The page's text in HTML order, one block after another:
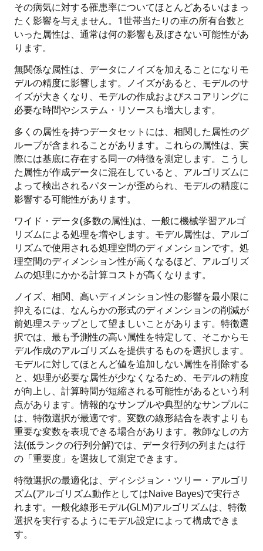
その病気に対する罹患率についてほとんどあるいはまっ
たく影響を与えません。1世帯当たりの車の所有台数と
いった属性は、通常は何の影響も及ぼさない可能性があ
ります。
無関係な属性は、データにノイズを加えることになりモ
デルの精度に影響します。ノイズがあると、モデルのサ
イズが大きくなり、モデルの作成およびスコアリングに
必要な時間やシステム・リソースも増大します。
多くの属性を持つデータセットには、相関した属性のグ
ループが含まれることがあります。これらの属性は、実
際には基底に存在する同一の特徴を測定します。こうし
た属性が作成データに混在していると、アルゴリズムに
よって検出されるパターンが歪められ、モデルの精度に
影響する可能性があります。
ワイド・データ(多数の属性)は、一般に機械学習アルゴ
リズムによる処理を増やします。モデル属性は、アルゴ
リズムで使用される処理空間のディメンションです。処
理空間のディメンション性が高くなるほど、アルゴリズ
ムの処理にかかる計算コストが高くなります。
ノイズ、相関、高いディメンション性の影響を最小限に
抑えるには、なんらかの形式のディメンションの削減が
前処理ステップとして望ましいことがあります。特徴選
択では、最も予測性の高い属性を特定して、そこからモ
デル作成のアルゴリズムを提供するものを選択します。
モデルに対してほとんど値を追加しない属性を削除する
と、処理が必要な属性が少なくなるため、モデルの精度
が向上し、計算時間が短縮される可能性があるという利
点があります。情報的なサンプルや典型的なサンプルに
は、特徴選択が最適です。変数の線形結合を表すよりも
重要な変数を表現できる場合があります。教師なしの方
法(低ランクの行列分解)では、データ行列の列または行
の「重要度」を選抜して測定できます。
特徴選択の最適化は、ディシジョン・ツリー・アルゴリ
ズム(アルゴリズム動作としてはNaive Bayes)で実行さ
れます。一般化線形モデル(GLM)アルゴリズムは、特徴
選択を実行するようにモデル設定によって構成できま
す。